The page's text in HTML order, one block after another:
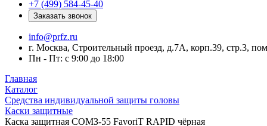
+7 (499) 584-45-40
Заказать звонок
info@prfz.ru
г. Москва, Строительный проезд, д.7А, корп.39, стр.3,
Пн - Пт: с 9:00 до 18:00
Главная
Каталог
Средства индивидуальной защиты головы
Каски защитные
Каска защитная СОМЗ-55 FavoriT RAPID чёрная